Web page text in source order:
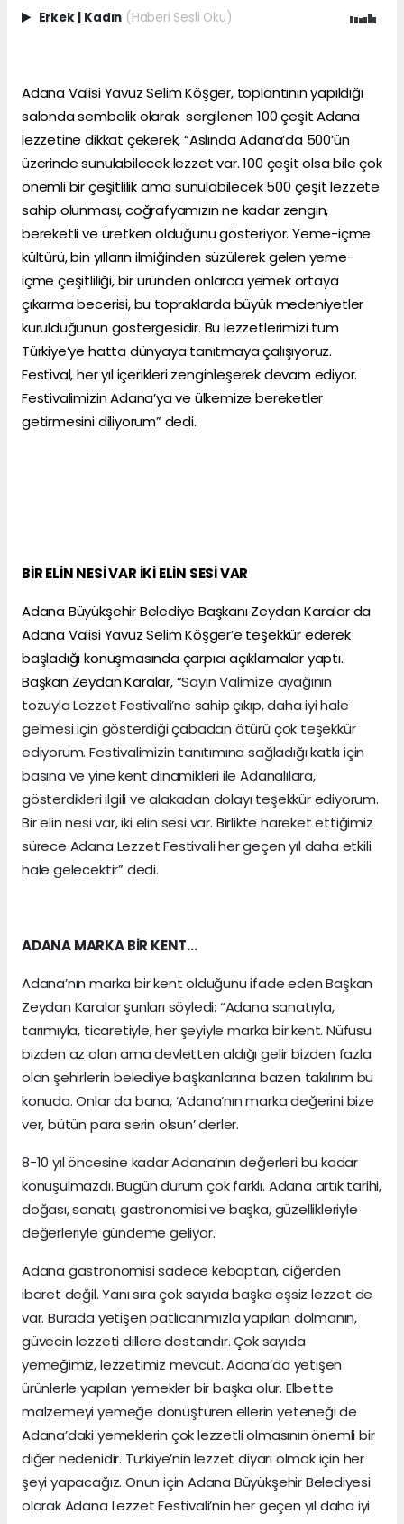
Erkek | Kadın (Haberi Sesli Oku)
Adana Valisi Yavuz Selim Köşger, toplantının yapıldığı
salonda sembolik olarak sergilenen 100 çeşit Adana
lezzetine dikkat çekerek, “Aslında Adana’da 500’ün
üzerinde sunulabilecek lezzet var. 100 çeşit olsa bile çok
önemli bir çeşitlilik ama sunulabilecek 500 çeşit lezzete
sahip olunması, coğrafyamızın ne kadar zengin,
bereketli ve üretken olduğunu gösteriyor. Yeme-içme
kültürü, bin yılların ilmiğinden süzülerek gelen yeme-
içme çeşitliliği, bir üründen onlarca yemek ortaya
çıkarma becerisi, bu topraklarda büyük medeniyetler
kurulduğunun göstergesidir. Bu lezzetlerimizi tüm
Türkiye’ye hatta dünyaya tanıtmaya çalışıyoruz.
Festival, her yıl içerikleri zenginleşerek devam ediyor.
Festivalimizin Adana’ya ve ülkemize bereketler
getirmesini diliyorum” dedi.
BİR ELİN NESİ VAR İKİ ELİN SESİ VAR
Adana Büyükşehir Belediye Başkanı Zeydan Karalar da
Adana Valisi Yavuz Selim Köşger’e teşekkür ederek
başladığı konuşmasında çarpıcı açıklamalar yaptı.
Başkan Zeydan Karalar, “Sayın Valimize ayağının
tozuyla Lezzet Festivali’ne sahip çıkıp, daha iyi hale
gelmesi için gösterdiği çabadan ötürü çok teşekkür
ediyorum. Festivalimizin tanıtımına sağladığı katkı için
basına ve yine kent dinamikleri ile Adanalılara,
gösterdikleri ilgili ve alakadan dolayı teşekkür ediyorum.
Bir elin nesi var, iki elin sesi var. Birlikte hareket ettiğimiz
sürece Adana Lezzet Festivali her geçen yıl daha etkili
hale gelecektir” dedi.
ADANA MARKA BİR KENT…
Adana’nın marka bir kent olduğunu ifade eden Başkan
Zeydan Karalar şunları söyledi: “Adana sanatıyla,
tarımıyla, ticaretiyle, her şeyiyle marka bir kent. Nüfusu
bizden az olan ama devletten aldığı gelir bizden fazla
olan şehirlerin belediye başkanlarına bazen takılırım bu
konuda. Onlar da bana, ‘Adana’nın marka değerini bize
ver, bütün para serin olsun’ derler.
8-10 yıl öncesine kadar Adana’nın değerleri bu kadar
konuşulmazdı. Bugün durum çok farklı. Adana artık tarihi,
doğası, sanatı, gastronomisi ve başka, güzellikleriyle
değerleriyle gündeme geliyor.
Adana gastronomisi sadece kebaptan, ciğerden
ibaret değil. Yanı sıra çok sayıda başka eşsiz lezzet de
var. Burada yetişen patlıcanımızla yapılan dolmanın,
güvecin lezzeti dillere destandır. Çok sayıda
yemeğimiz, lezzetimiz mevcut. Adana’da yetişen
ürünlerle yapılan yemekler bir başka olur. Elbette
malzemeyi yemeğe dönüştüren ellerin yeteneği de
Adana’daki yemeklerin çok lezzetli olmasının önemli bir
diğer nedenidir. Türkiye’nin lezzet diyarı olmak için her
şeyi yapacağız. Onun için Adana Büyükşehir Belediyesi
olarak Adana Lezzet Festivali’nin her geçen yıl daha iyi